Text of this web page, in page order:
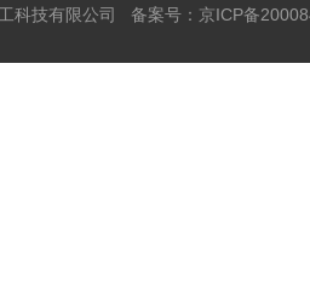
科技有限公司 备案号： 京ICP备